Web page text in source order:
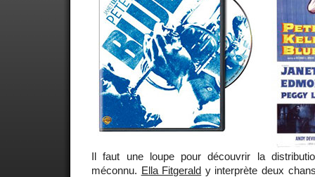
Il faut une loupe pour découvrir la
méconnu. Ella Fitgerald y interprète deux